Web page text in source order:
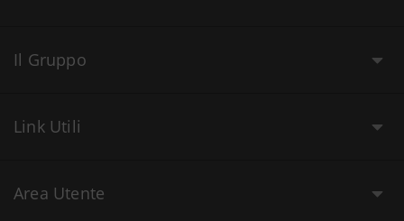
Il Gruppo
Link Utili
Area Utente